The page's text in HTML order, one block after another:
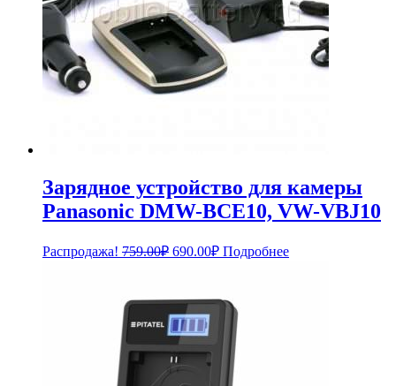
Зарядное устройство для камеры
Panasonic DMW-BCE10, VW-VBJ10
Распродажа! 759.00₽ Первоначальная
759.00₽.
690.00₽Текущая
цена:
Подробнее